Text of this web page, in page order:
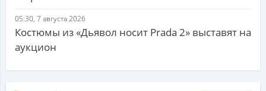
05:30, 7 августа 2026
Костюмы из «Дьявол носит Prada 2» выставят на
аукцион